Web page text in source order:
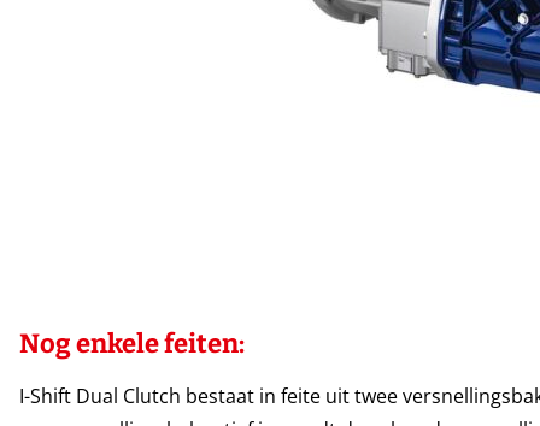
Nog enkele feiten:
I-Shift Dual Clutch bestaat in feite uit twee